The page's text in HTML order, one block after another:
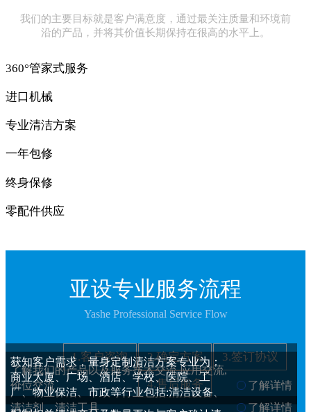
我们的主要目标就是客户满意度，通过最关注质量和环境前
沿的产品，并将其价值长期保持在很高的水平上。
360°管家式服务
进口机械
专业清洁方案
一年包修
终身保修
零配件供应
亚设专业服务流程
Yashe Professional Service Flow
1.客户咨询 2.确定方案 3.签订协议
4.售后服务
了解我们的产品以及服务技术交流,应用交流,
价位交流
了解详情
获知客户需求，量身定制清洁方案专业为：
商业大厦、广场、酒店、学校、医院、工
厂、物业保洁、市政等行业包括:清洁设备、
清洁剂、清洁工具
了解详情